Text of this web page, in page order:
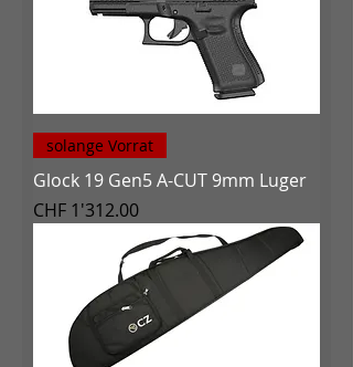
solange Vorrat
Glock 19 Gen5 A-CUT 9mm Luger
Preis
CHF 1'312.00